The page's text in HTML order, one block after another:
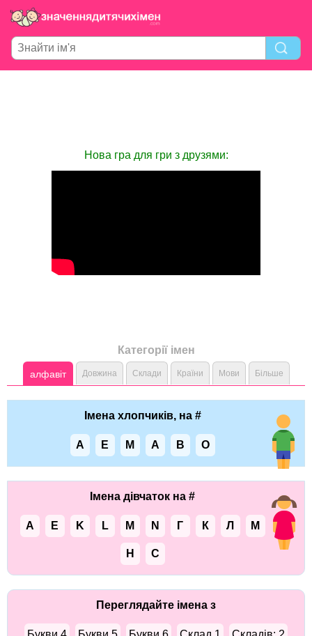
Нова гра для гри з друзями:
Категорії імен
алфавіт Довжина Склади Країни Мови Більше
Імена хлопчиків, на #
A E M А В О
Імена дівчаток на #
A E K L M N Г К Л М
Н С
Переглядайте імена з